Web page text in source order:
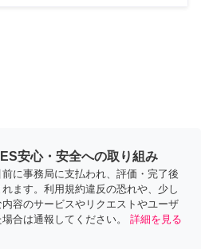
安心・安全への取り組み
に事務局に支払われ、評価・完了後
ます。利用規約違反の恐れや、少し
容のサービスやリクエストやユーザ
合は通報してください。
詳細を見る